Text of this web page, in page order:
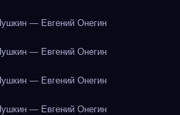
— Евгений Онегин
— Евгений Онегин
— Евгений Онегин
— Евгений Онегин